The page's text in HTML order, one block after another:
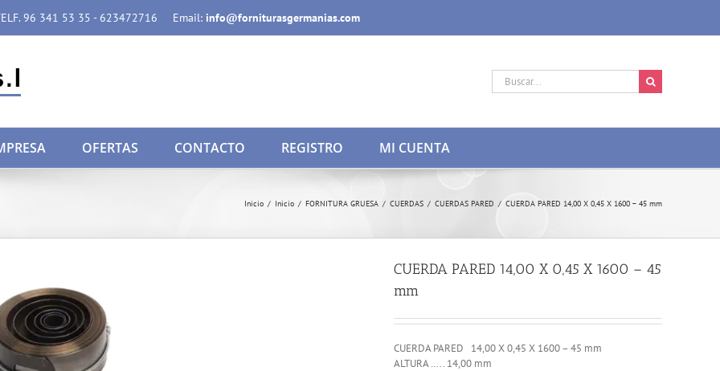
96 341 53 35 - 623472716 Email: info@forniturasgermanias.com
Buscar:
OFERTAS CONTACTO REGISTRO MI CUENTA
Inicio / Inicio / FORNITURA GRUESA / CUERDAS / CUERDAS PARED / CUERDA PARED 14,00 X 0,45 X 1600 – 45 mm
CUERDA PARED 14,00 X 0,45 X 1600 – 45
mm
CUERDA PARED 14,00 X 0,45 X 1600 – 45 mm
ALTURA ….. 14,00 mm